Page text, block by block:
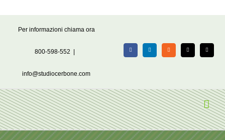
Per informazioni chiama ora
800-598-552
info@studiocerbone.com
FacebookLinkedIn Rss X Email